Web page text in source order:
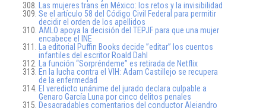
Las mujeres trans en México: los retos y la invisibilidad
Se el artículo 58 del Código Civil Federal para permitir
decidir el orden de los apellidos
AMLO apoya la decisión del TEPJF para que una mujer
encabece el INE
La editorial Puffin Books decide ”editar” los cuentos
infantiles del escritor Roald Dahl
La función “Sorpréndeme” es retirada de Netflix
En la lucha contra el VIH: Adam Castillejo se recupera
de la enfermedad
El veredicto unánime del jurado declara culpable a
Genaro García Luna por cinco delitos penales
Desagradables comentarios del conductor Alejandro